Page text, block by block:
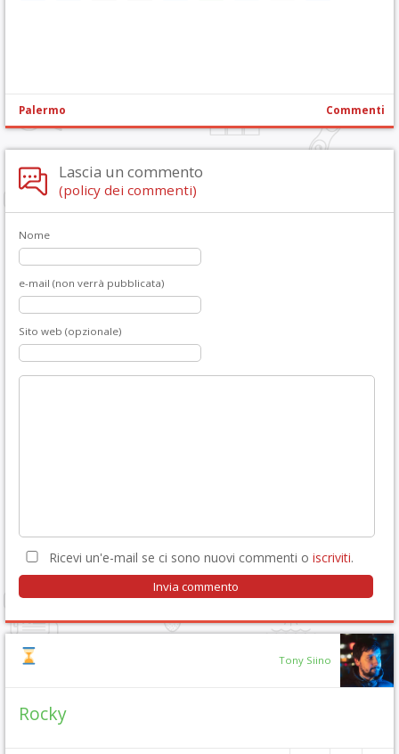
Palermo Commenti
Lascia un commento
(policy dei commenti)
Nome
e-mail (non verrà pubblicata)
Sito web (opzionale)
Ricevi un'e-mail se ci sono nuovi commenti o iscriviti.
Tony Siino
Rocky